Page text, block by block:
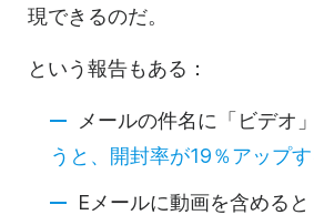
現できるのだ。
という報告もある：
メールの件名に「ビデオ
うと、開封率が19％アップす
Eメールに動画を含めると